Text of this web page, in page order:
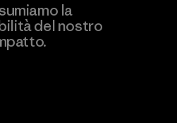
la
del nostro